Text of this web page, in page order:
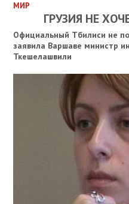
МИР
ГРУЗИЯ НЕ
Официальный Тбилиси не
заявила Варшаве министр
Ткешелашвили